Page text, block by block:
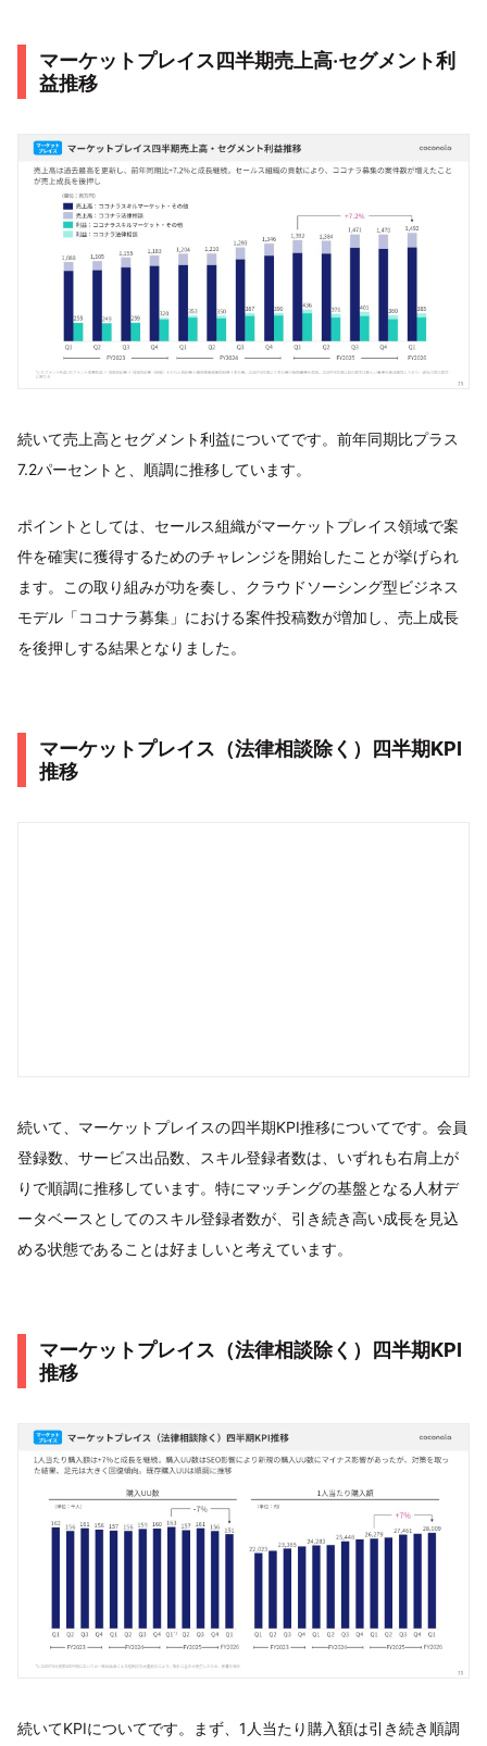
マーケットプレイス四半期売上⾼‧セグメント利
益推移
続いて売上高とセグメント利益についてです。前年同期比プラス
7.2パーセントと、順調に推移しています。
ポイントとしては、セールス組織がマーケットプレイス領域で案
件を確実に獲得するためのチャレンジを開始したことが挙げられ
ます。この取り組みが功を奏し、クラウドソーシング型ビジネス
モデル「ココナラ募集」における案件投稿数が増加し、売上成長
を後押しする結果となりました。
マーケットプレイス（法律相談除く）四半期KPI
推移
続いて、マーケットプレイスの四半期KPI推移についてです。会員
登録数、サービス出品数、スキル登録者数は、いずれも右肩上が
りで順調に推移しています。特にマッチングの基盤となる人材デ
ータベースとしてのスキル登録者数が、引き続き高い成長を見込
める状態であることは好ましいと考えています。
マーケットプレイス（法律相談除く）四半期KPI
推移
続いてKPIについてです。まず、1人当たり購入額は引き続き順調